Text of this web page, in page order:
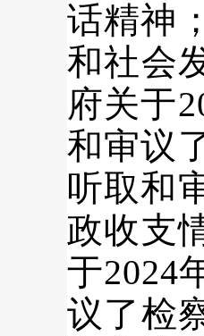
话精神
和社会
府关于
和审议
听取和
政收支
于2024
议了检